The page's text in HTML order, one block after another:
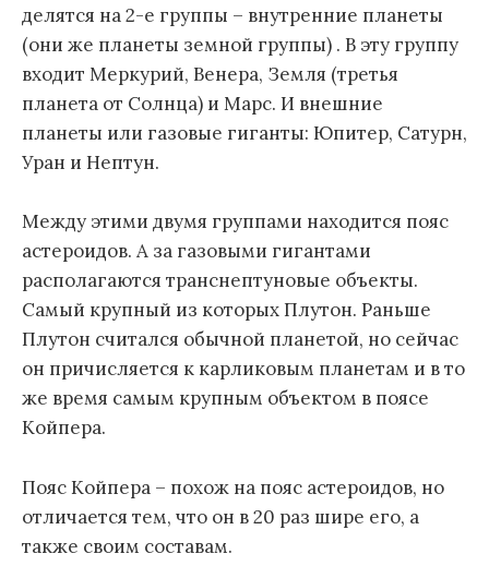
делятся на 2-е группы – внутренние планеты
(они же планеты земной группы) . В эту группу
входит Меркурий, Венера, Земля (третья
планета от Солнца) и Марс. И внешние
планеты или газовые гиганты: Юпитер, Сатурн,
Уран и Нептун.
Между этими двумя группами находится пояс
астероидов. А за газовыми гигантами
располагаются транснептуновые объекты.
Самый крупный из которых Плутон. Раньше
Плутон считался обычной планетой, но сейчас
он причисляется к карликовым планетам и в то
же время самым крупным объектом в поясе
Койпера.
Пояс Койпера – похож на пояс астероидов, но
отличается тем, что он в 20 раз шире его, а
также своим составам.